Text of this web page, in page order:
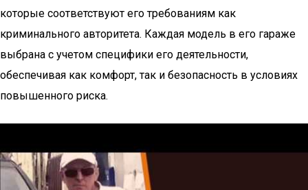
которые соответствуют его требованиям как
криминального авторитета. Каждая модель в его гараже
выбрана с учетом специфики его деятельности,
обеспечивая как комфорт, так и безопасность в условиях
повышенного риска.